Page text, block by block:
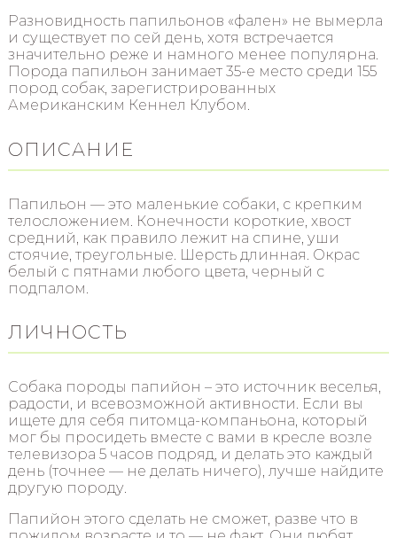
Разновидность папильонов «фален» не вымерла
и существует по сей день, хотя встречается
значительно реже и намного менее популярна.
Порода папильон занимает 35-е место среди 155
пород собак, зарегистрированных
Американским Кеннел Клубом.
ОПИСАНИЕ
Папильон — это маленькие собаки, с крепким
телосложением. Конечности короткие, хвост
средний, как правило лежит на спине, уши
стоячие, треугольные. Шерсть длинная. Окрас
белый с пятнами любого цвета, черный с
подпалом.
ЛИЧНОСТЬ
Собака породы папийон – это источник веселья,
радости, и всевозможной активности. Если вы
ищете для себя питомца-компаньона, который
мог бы просидеть вместе с вами в кресле возле
телевизора 5 часов подряд, и делать это каждый
день (точнее — не делать ничего), лучше найдите
другую породу.
Папийон этого сделать не сможет, разве что в